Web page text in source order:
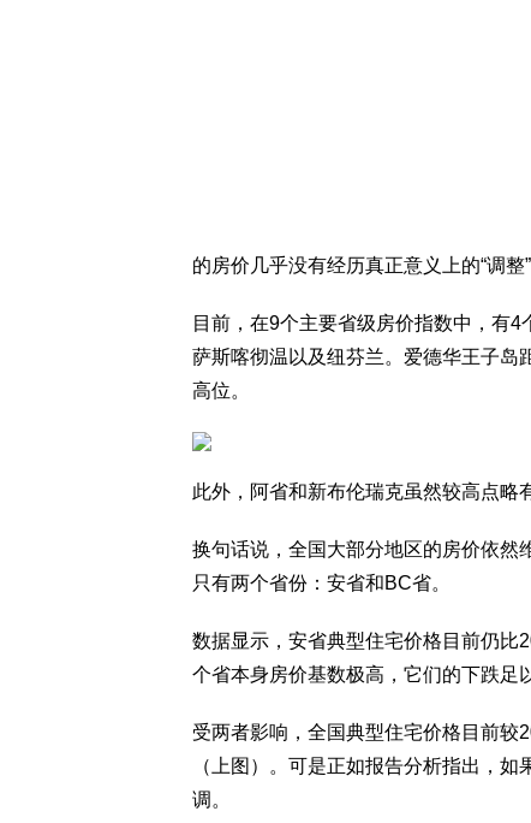
的房价几乎没有经历真正意义上的“调整”
目前，在9个主要省级房价指数中，有4
萨斯喀彻温以及纽芬兰。爱德华王子岛
高位。
此外，阿省和新布伦瑞克虽然较高点略
换句话说，全国大部分地区的房价依然
只有两个省份：安省和BC省。
数据显示，安省典型住宅价格目前仍比
个省本身房价基数极高，它们的下跌足
受两者影响，全国典型住宅价格目前较
（上图）。可是正如报告分析指出，
调。